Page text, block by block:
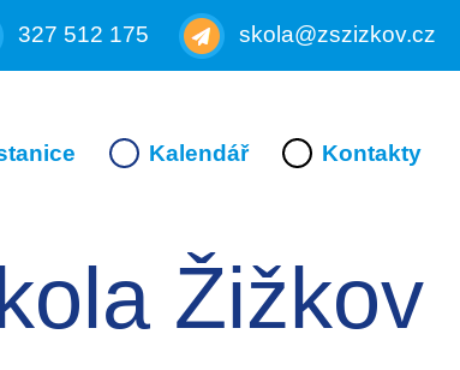
327 512 175 skola@zszizkov.cz
Kalendář Kontakty
Žižkov